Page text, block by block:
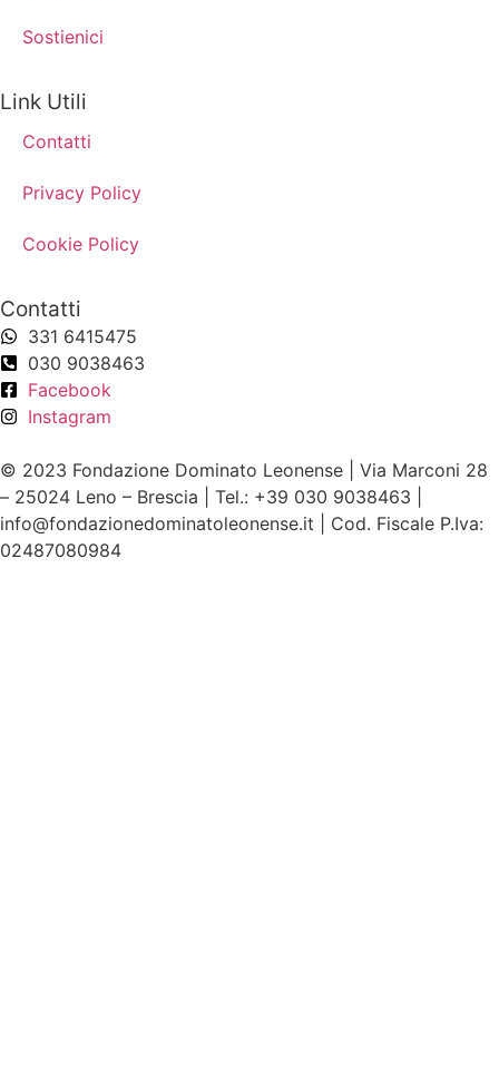
Sostienici
Link Utili
Contatti
Privacy Policy
Cookie Policy
Contatti
331 6415475
030 9038463
Facebook
Instagram
© 2023 Fondazione Dominato Leonense | Via Marconi 28
– 25024 Leno – Brescia | Tel.: +39 030 9038463 |
info@fondazionedominatoleonense.it | Cod. Fiscale P.Iva:
02487080984